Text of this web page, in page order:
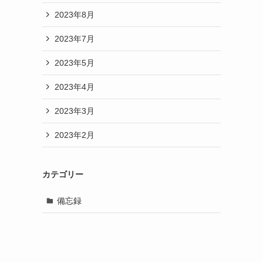
2023年8月
2023年7月
2023年5月
2023年4月
2023年3月
2023年2月
カテゴリー
備忘録